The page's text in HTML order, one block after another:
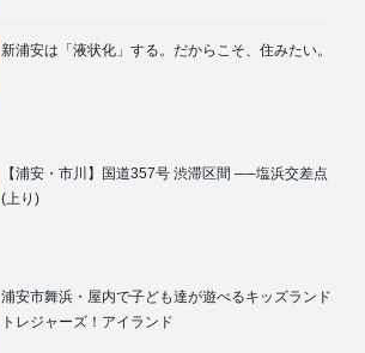
新浦安は「液状化」する。だからこそ、住みたい。
【浦安・市川】国道357号 渋滞区間 ──塩浜交差点
(上り)
浦安市舞浜・屋内で子ども達が遊べるキッズランド
トレジャーズ！アイランド